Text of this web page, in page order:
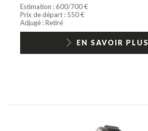
Estimation : 600/700 €
Prix de départ : 550 €
Adjugé : Retiré
EN SAVOIR PLUS